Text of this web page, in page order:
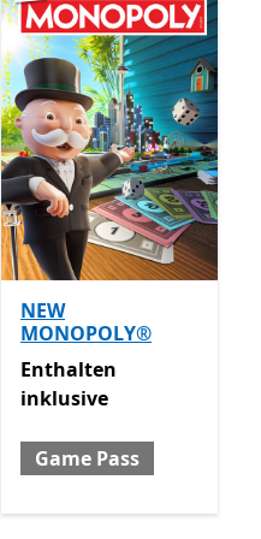
PassEnthält In-App-Käufe
NEW
MONOPOLY®
Enthalten inklusive Game
Enthalten
inklusive
Game Pass